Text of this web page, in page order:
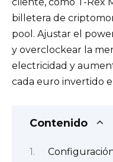
billetera de
pool. Ajustar el
y overclockear la
electricidad y
cada euro invertido
Contenido